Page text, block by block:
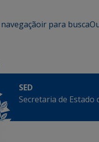
ir para busca
SED
Secretaria de Estado